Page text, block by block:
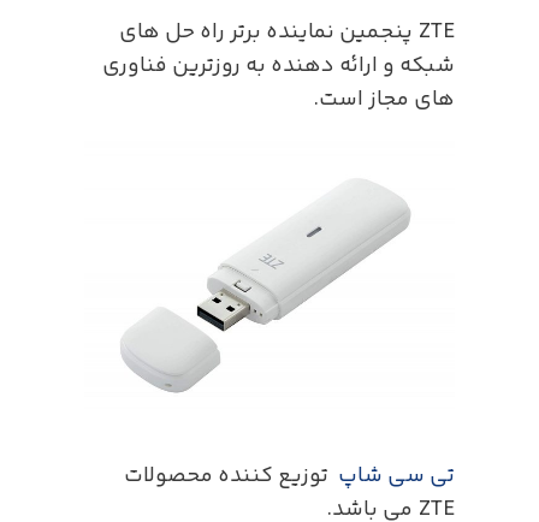
ZTE پنجمین نماینده برتر راه حل های
شبکه و ارائه دهنده به روزترین فناوری
های مجاز است.
تی سی شاپ توزیع کننده محصولات
ZTE می باشد.